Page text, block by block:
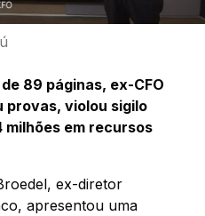
89 páginas, ex-CFO
provas, violou sigilo
milhões em recursos
ex-diretor
apresentou uma